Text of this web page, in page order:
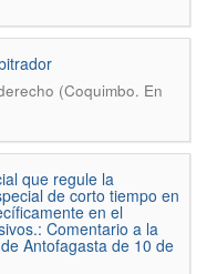
(Coquimbo. En
que regule la
de corto tiempo en
en el
Comentario a la
Antofagasta de 10 de